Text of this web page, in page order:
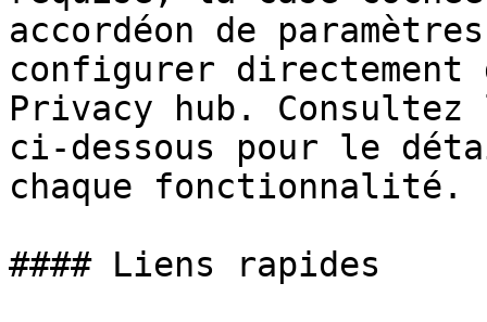
accordéon de
configurer
Privacy hub. Consultez
ci-dessous pour le
chaque fonctionnalité.
#### Liens rapides